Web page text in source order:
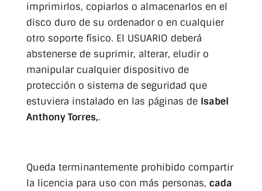
imprimirlos, copiarlos o almacenarlos en el
disco duro de su ordenador o en cualquier
otro soporte físico. El USUARIO deberá
abstenerse de suprimir, alterar, eludir o
manipular cualquier dispositivo de
protección o sistema de seguridad que
estuviera instalado en las páginas de Isabel
Anthony Torres,.
Queda terminantemente prohibido compartir
la licencia para uso con más personas, cada